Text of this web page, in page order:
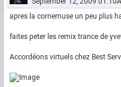
apres la cornemuse un peu plus
faites peter les remix trance de
Accordéons virtuels chez Best